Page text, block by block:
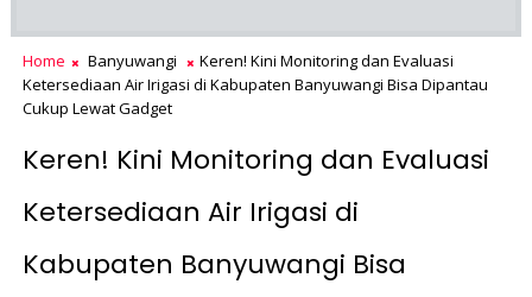
Home Banyuwangi
Keren! Kini Monitoring dan Evaluasi
Ketersediaan Air Irigasi di Kabupaten Banyuwangi Bisa Dipantau
Cukup Lewat Gadget
Keren! Kini Monitoring dan Evaluasi
Ketersediaan Air Irigasi di
Kabupaten Banyuwangi Bisa